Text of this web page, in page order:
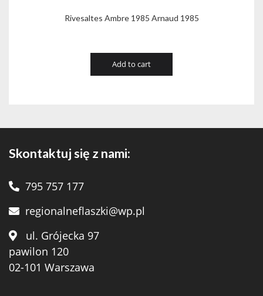
Rivesaltes Ambre 1985 Arnaud 1985
Add to cart
Skontaktuj się z nami:
795 757 177
regionalneflaszki@wp.pl
ul. Grójecka 97
pawilon 120
02-101 Warszawa